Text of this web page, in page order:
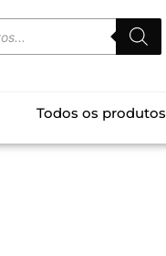
Todos os produtos